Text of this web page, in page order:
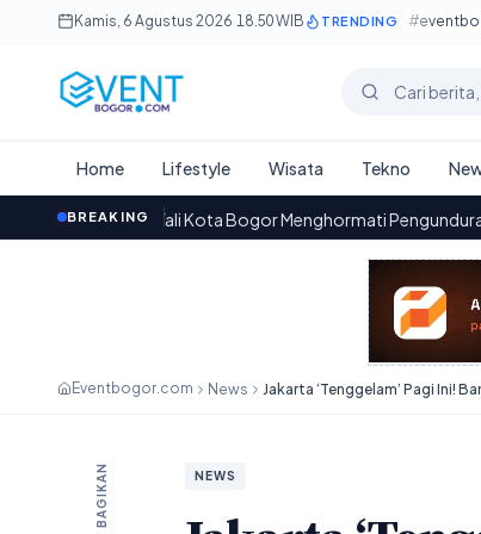
Lewati ke konten utama
Kamis, 6 Agustus 2026·18.50 WIB TRENDING
Cari berita
Home Lifestyle Wisata Tekno
BREAKING
Kota Bogor Menghormati Pengunduran Diri Direktur
Eventbogor.com News
BAGIKAN NEWS